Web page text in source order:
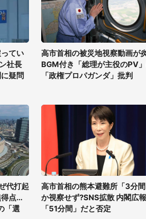
てい
社長
疑問
高市首相の被災地視察動画が
BGM付き「総理が主役のPV
「政権プロパガンダ」批判
代打起
点...
「選
高市首相の熊本避難所「3分
か視察せず?SNS拡散 内閣広
「51分間」だと否定